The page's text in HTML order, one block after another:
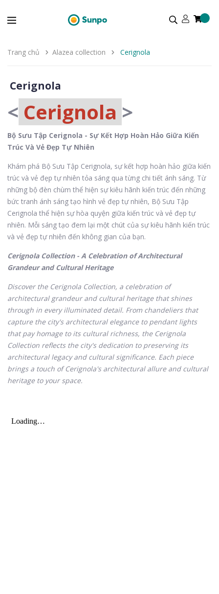
Trang chủ Alazea collection Cerignola
Cerignola
< Cerignola >
Bộ Sưu Tập Cerignola - Sự Kết Hợp Hoàn Hảo Giữa Kiến
Trúc Và Vẻ Đẹp Tự Nhiên
Khám phá Bộ Sưu Tập Cerignola, sự kết hợp hoàn hảo giữa kiến
trúc và vẻ đẹp tự nhiên tỏa sáng qua từng chi tiết ánh sáng. Từ
những bộ đèn chùm thể hiện sự kiêu hãnh kiến trúc đến những
bức tranh ánh sáng tạo hình vẻ đẹp tự nhiên, Bộ Sưu Tập
Cerignola thể hiện sự hòa quyện giữa kiến trúc và vẻ đẹp tự
nhiên. Mỗi sáng tạo đem lại một chút của sự kiêu hãnh kiến trúc
và vẻ đẹp tự nhiên đến không gian của bạn.
Cerignola Collection - A Celebration of Architectural
Grandeur and Cultural Heritage
Discover the Cerignola Collection, a celebration of
architectural grandeur and cultural heritage that shines
through in every illuminated detail. From chandeliers that
capture the city's architectural elegance to pendant lights
that pay homage to its cultural richness, the Cerignola
Collection reflects the city's dedication to preserving its
architectural legacy and cultural significance. Each piece
brings a touch of Cerignola's architectural allure and cultural
heritage to your space.